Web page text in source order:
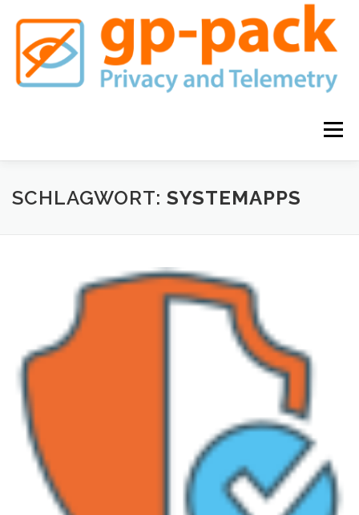
Inhalt
springen
Menü
GP-PACK FAMILIE KAUFEN
SCHLAGWORT: SYSTEMAPPS